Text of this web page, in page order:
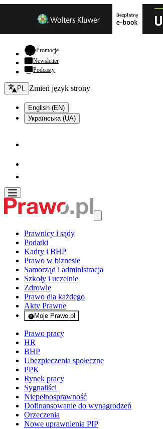
Promocje- otwiera się w nowej karcie
Newsletter
Podcasty
Zmień język - bieżący:
PL Zmień język strony
English (EN)
Українська (UA)
Prawnicy i sądy
Podatki
Kadry i BHP
Prawo w biznesie
Samorząd i administracja
Szkoły i uczelnie
Zdrowie
Prawo dla każdego
Akty Prawne
Moje Prawo.pl
- rejestracja i logowanie do serwisu
Prawo pracy
HR
BHP
Ubezpieczenia społeczne
PPK
Rynek pracy
Sygnaliści
Niepełnosprawność
Dofinansowanie do wynagrodzeń
Orzeczenia
Nowe uprawnienia PIP